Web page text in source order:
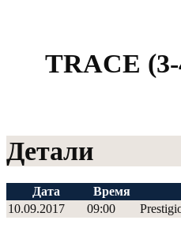
TRACE
Детали
Дата Время
10.09.2017
09:00